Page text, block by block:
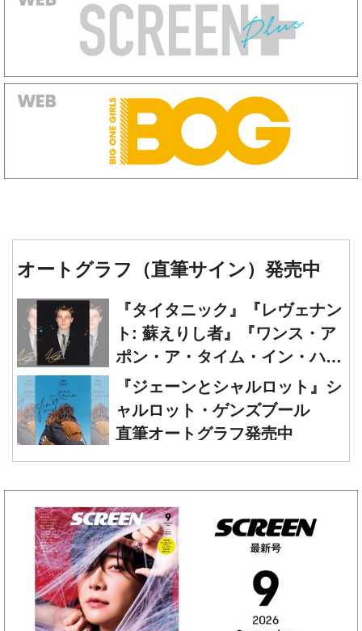
オートグラフ（直筆サイン）発売中
『タイタニック』『レヴェナン
ト: 蘇えりし者』『ワンス・ア
ポン・ア・タイム・イン・ハリ
ウッド』レオナルド・ディカプ
リオ 直筆オートグラフ発売中
『ジェーンとシャルロット』シ
ャルロット・ゲンズブール
直筆オートグラフ発売中